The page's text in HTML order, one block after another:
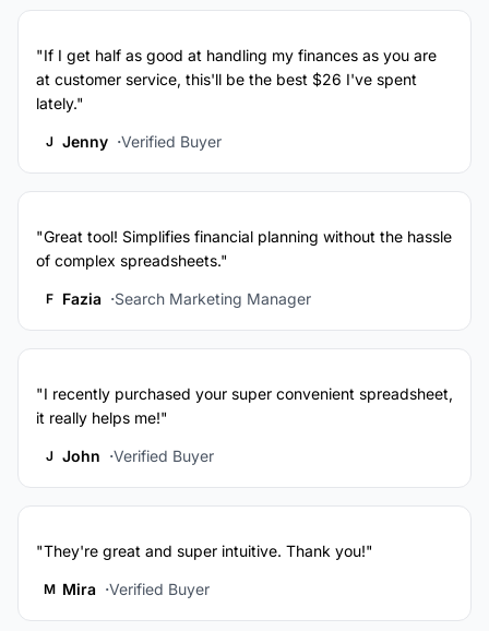
"If I get half as good at handling my finances as you are
at customer service, this'll be the best $26 I've spent
lately."
J Jenny Verified Buyer
"Great tool! Simplifies financial planning without the hassle
of complex spreadsheets."
F Fazia Search Marketing Manager
"I recently purchased your super convenient spreadsheet,
it really helps me!"
J John Verified Buyer
"They're great and super intuitive. Thank you!"
M Mira Verified Buyer